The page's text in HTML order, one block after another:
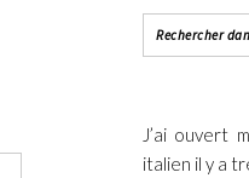
J’ai ouvert
italien il y a